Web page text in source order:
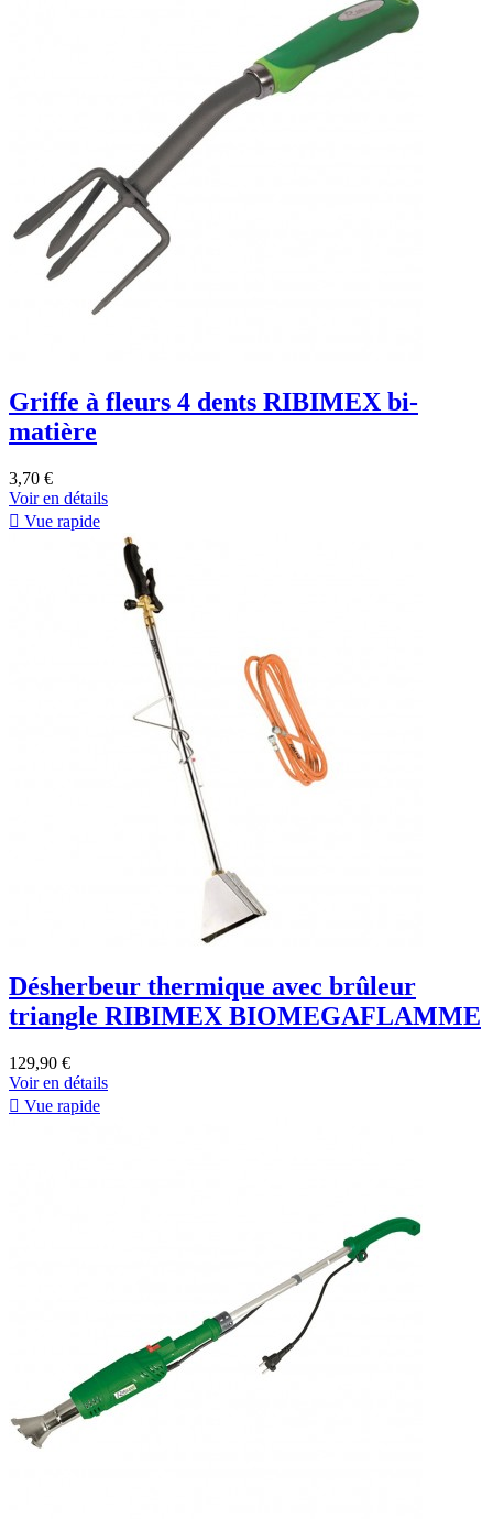
Griffe à fleurs 4 dents RIBIMEX bi-
matière
3,70 €
Voir en détails
 Vue rapide
Désherbeur thermique avec brûleur
triangle RIBIMEX BIOMEGAFLAMME
129,90 €
Voir en détails
 Vue rapide